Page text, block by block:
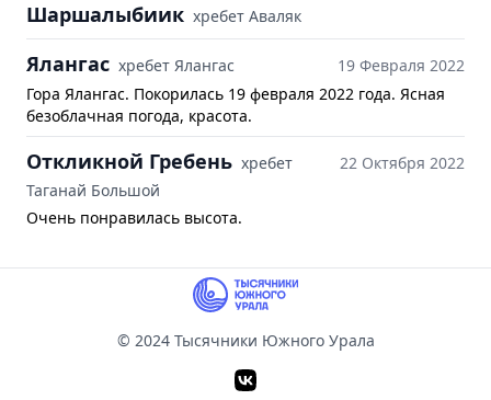
Шаршалыбиик хребет Аваляк
Ялангас хребет Ялангас
19 Февраля 2022
Гора Ялангас. Покорилась 19 февраля 2022 года. Ясная
безоблачная погода, красота.
Откликной Гребень хребет
Таганай Большой
22 Октября 2022
Очень понравилась высота.
© 2024 Тысячники Южного Урала